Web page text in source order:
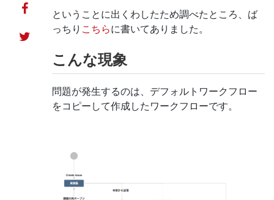
ということに出くわしたため調べたところ、ば
っちり こちらに書いてありました。
こんな現象
問題が発生するのは、デフォルトワークフロー
をコピーして作成したワークフローです。